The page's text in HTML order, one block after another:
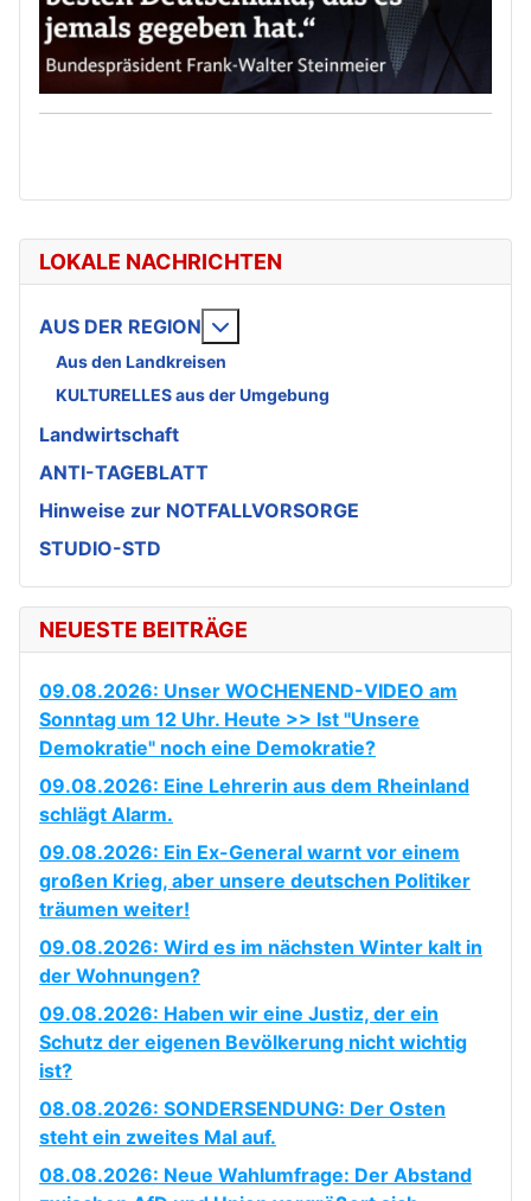
LOKALE NACHRICHTEN
AUS DER REGION
Aus den Landkreisen
KULTURELLES aus der Umgebung
Landwirtschaft
ANTI-TAGEBLATT
Hinweise zur NOTFALLVORSORGE
STUDIO-STD
NEUESTE BEITRÄGE
09.08.2026: Unser WOCHENEND-VIDEO am
Sonntag um 12 Uhr. Heute >> Ist "Unsere
Demokratie" noch eine Demokratie?
09.08.2026: Eine Lehrerin aus dem Rheinland
schlägt Alarm.
09.08.2026: Ein Ex-General warnt vor einem
großen Krieg, aber unsere deutschen Politiker
träumen weiter!
09.08.2026: Wird es im nächsten Winter kalt in
der Wohnungen?
09.08.2026: Haben wir eine Justiz, der ein
Schutz der eigenen Bevölkerung nicht wichtig
ist?
08.08.2026: SONDERSENDUNG: Der Osten
steht ein zweites Mal auf.
08.08.2026: Neue Wahlumfrage: Der Abstand